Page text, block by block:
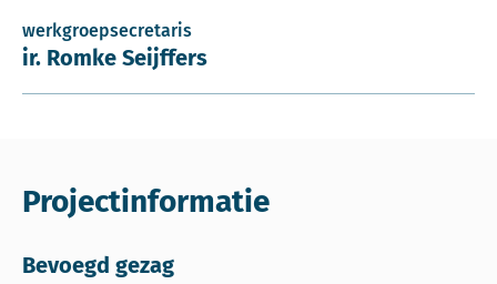
werkgroepsecretaris
ir. Romke Seijffers
Projectinformatie
Bevoegd gezag